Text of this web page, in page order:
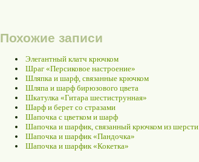
Похожие записи
Элегантный клатч крючком
Шраг «Персиковое настроение»
Шляпка и шарф, связанные крючком
Шляпа и шарф бирюзового цвета
Шкатулка «Гитара шестиструнная»
Шарф и берет со стразами
Шапочка с цветком и шарф
Шапочка и шарфик, связанный крючком из шерсти
Шапочка и шарфик «Пандочка»
Шапочка и шарфик «Кокетка»